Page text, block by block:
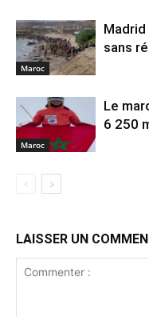
Maroc
Madrid
sans
Maroc
Le
6 250
LAISSER UN